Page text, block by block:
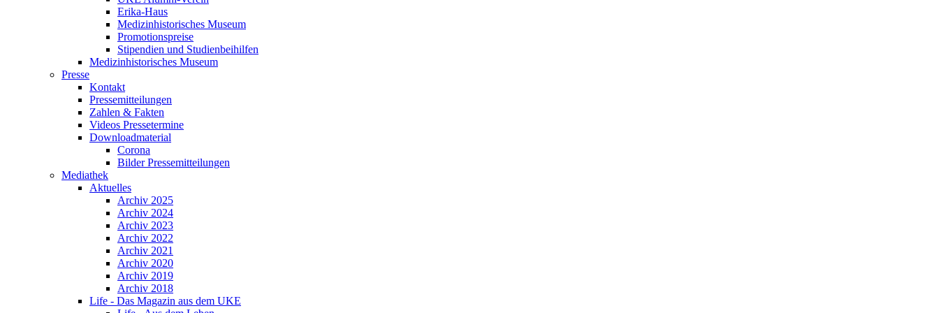
Erika-Haus
Medizinhistorisches Museum
Promotionspreise
Stipendien und Studienbeihilfen
Medizinhistorisches Museum
Presse
Kontakt
Pressemitteilungen
Zahlen & Fakten
Videos Pressetermine
Downloadmaterial
Corona
Bilder Pressemitteilungen
Mediathek
Aktuelles
Archiv 2025
Archiv 2024
Archiv 2023
Archiv 2022
Archiv 2021
Archiv 2020
Archiv 2019
Archiv 2018
Life - Das Magazin aus dem UKE